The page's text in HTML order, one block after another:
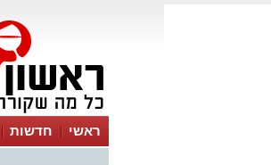
ראשי חדשות